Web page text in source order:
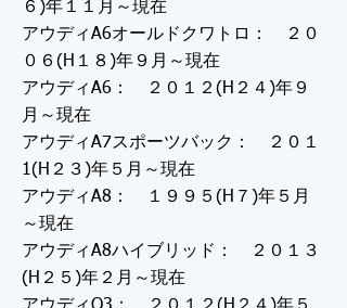
６)年１１月～現在
アウディA6オールドクワトロ： ２０
０６(H１８)年９月～現在
アウディA6： ２０１２(H２４)年９
月～現在
アウディA7スポーツバック： ２０１
1(H２３)年５月～現在
アウディA8： １９９５(H７)年５月
～現在
アウディA8ハイブリッド： ２０１３
(H２５)年２月～現在